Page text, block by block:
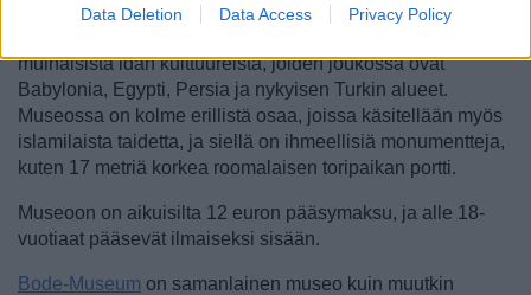
Data Deletion Data Access Privacy Policy
siellä käy yli miljoona ihmistä vuodessa. Sen suojissa on
muinaisista idän kulttuureista, joiden joukossa ovat
Babylonia, Egypti, Persia ja nykyisen Turkin alueet.
Museossa on kolme erillistä osaa, joissa käsitellään myös
islamilaista taidetta, ja siellä on ihmeellisiä monumentteja,
kuten 17 metriä korkea roomalaisen toripaikan portti.
Museoon on aikuisilta 12 euron pääsymaksu, ja alle 18-
vuotiaat pääsevät ilmaiseksi sisään.
Bode-Museum on samanlainen museo kuin muutkin